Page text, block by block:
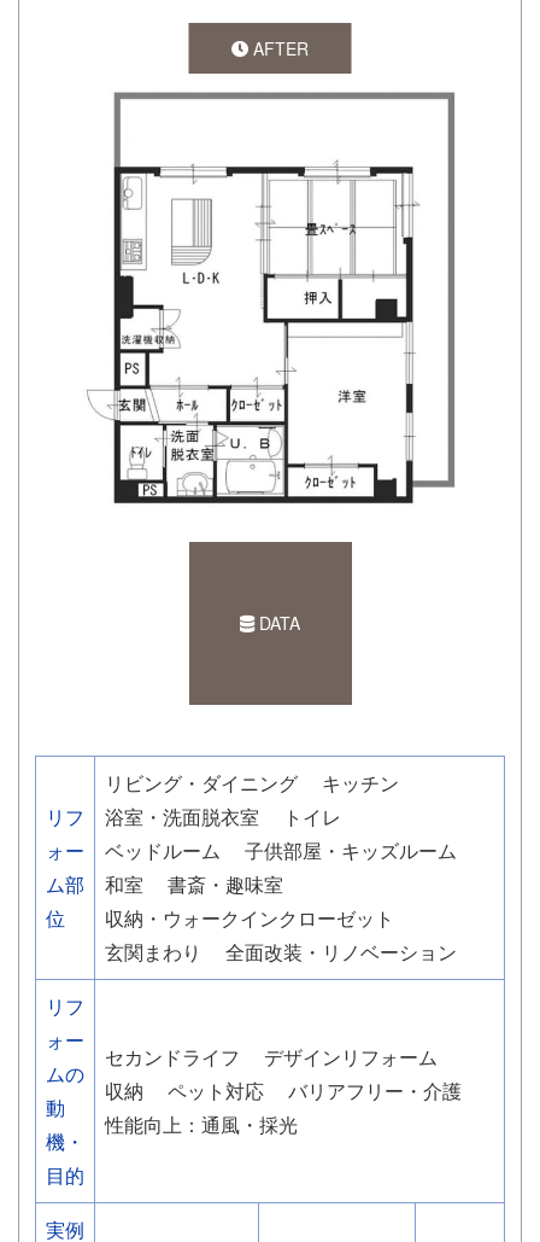
AFTER
DATA
リフ
ォー
ム部
位
リビング・ダイニング
キッチン
浴室・洗面脱衣室
トイレ
ベッドルーム
子供部屋・キッズルーム
和室
書斎・趣味室
収納・ウォークインクローゼット
玄関まわり
全面改装・リノベーション
リフ
ォー
ムの
動
機・
目的
セカンドライフ
デザインリフォーム
収納
ペット対応
バリアフリー・介護
性能向上：通風・採光
実例